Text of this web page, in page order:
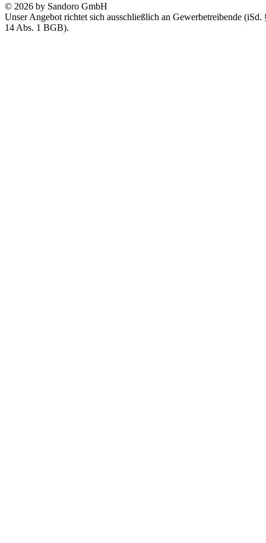
© 2026 by Sandoro GmbH
Unser Angebot richtet sich ausschließlich an Gewerbetreibende (iSd.
14 Abs. 1 BGB).